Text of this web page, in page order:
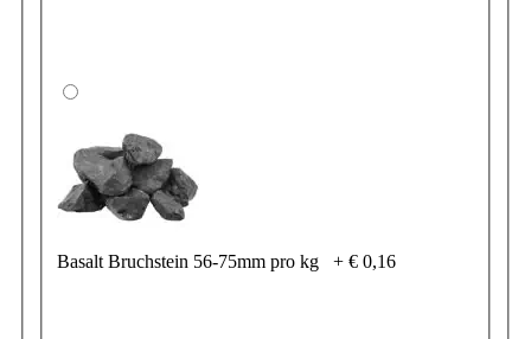
Basalt Bruchstein 56-75mm pro kg + € 0,16